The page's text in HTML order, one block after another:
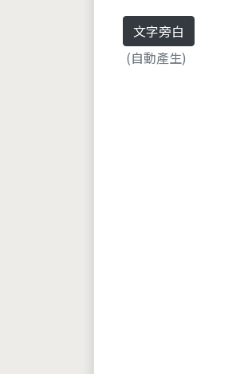
文字旁白
(自動產生)